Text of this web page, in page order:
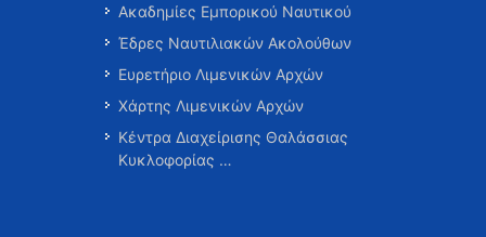
Ακαδημίες Εμπορικού Ναυτικού
Έδρες Ναυτιλιακών Ακολούθων
Ευρετήριο Λιμενικών Αρχών
Χάρτης Λιμενικών Αρχών
Κέντρα Διαχείρισης Θαλάσσιας
Κυκλοφορίας …